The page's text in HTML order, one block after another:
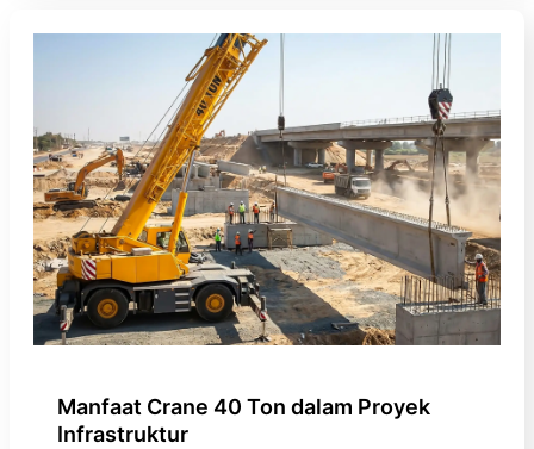
Manfaat Crane 40 Ton dalam Proyek
Infrastruktur